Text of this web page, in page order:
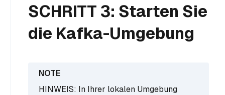
SCHRITT 3: Starten Sie
die Kafka-Umgebung
HINWEIS: In Ihrer lokalen Umgebung